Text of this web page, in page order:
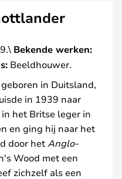
Bekende werken:
Beeldhouwer.
in Duitsland,
in 1939 naar
het Britse leger in
en ging hij naar het
door het Anglo-
Wood met een
zichzelf als een